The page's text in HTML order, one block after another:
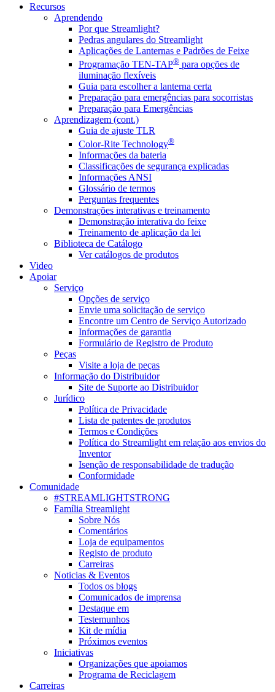
Recursos
Aprendendo
Por que Streamlight?
Pedras angulares do Streamlight
Aplicações de Lanternas e Padrões de Feixe
Programação TEN-TAP® para opções de
iluminação flexíveis
Guia para escolher a lanterna certa
Preparação para emergências para socorristas
Preparação para Emergências
Aprendizagem (cont.)
Guia de ajuste TLR
Color-Rite Technology®
Informações da bateria
Classificações de segurança explicadas
Informações ANSI
Glossário de termos
Perguntas frequentes
Demonstrações interativas e treinamento
Demonstração interativa do feixe
Treinamento de aplicação da lei
Biblioteca de Catálogo
Ver catálogos de produtos
Video
Apoiar
Serviço
Opções de serviço
Envie uma solicitação de serviço
Encontre um Centro de Serviço Autorizado
Informações de garantia
Formulário de Registro de Produto
Peças
Visite a loja de peças
Informação do Distribuidor
Site de Suporte ao Distribuidor
Jurídico
Política de Privacidade
Lista de patentes de produtos
Termos e Condições
Política do Streamlight em relação aos envios do
Inventor
Isenção de responsabilidade de tradução
Conformidade
Comunidade
#STREAMLIGHTSTRONG
Família Streamlight
Sobre Nós
Comentários
Loja de equipamentos
Registo de produto
Carreiras
Noticias & Eventos
Todos os blogs
Comunicados de imprensa
Destaque em
Testemunhos
Kit de mídia
Próximos eventos
Iniciativas
Organizações que apoiamos
Programa de Reciclagem
Carreiras